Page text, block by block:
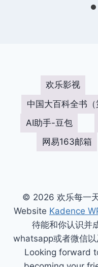
欢乐影视
中国大百科全书（
AI助手-豆包
网易163邮箱
© 2026 欢乐每一
Website Kadence
待能和你认识并
whatsapp或者微信
Looking forward